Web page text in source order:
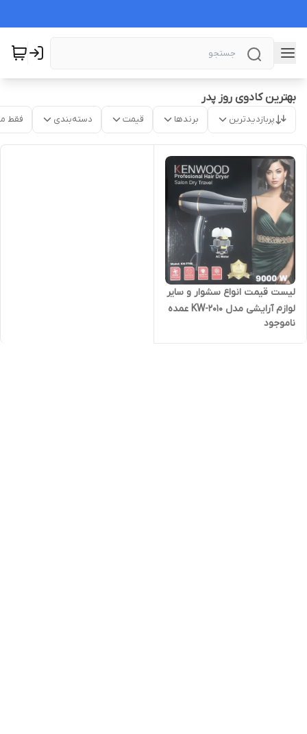
بهترین کادوی روز پدر
پربازدیدترین برندها قیمت دسته‌بندی فقط
لیست قیمت انواع سشوار و سایر
لوازم آرایشی مدل KW-2010 عمده
ناموجود